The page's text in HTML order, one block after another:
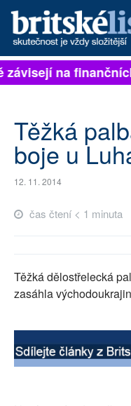
PŘIHLÁSIT
ARCHIV
ROZHOVORY
PŘÍSPĚVKY NA PROVOZ
SOCIÁLNÍ SÍTĚ
RUBRIKY
na
Těžká
boje u
12. 11. 2014
čas čtení < 1 minuta
Těžká dělostřelecká
zasáhla